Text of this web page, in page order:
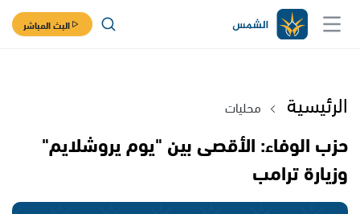
البث المباشر
الرئيسية محليات
حزب الوفاء: الأقصى بين "يوم يروشلايم"
وزيارة ترامب